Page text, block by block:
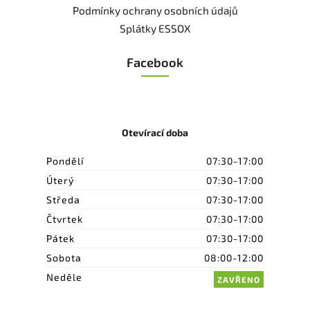
Podmínky ochrany osobních údajů
Splátky ESSOX
Facebook
Otevírací doba
Pondělí
07:30-17:00
Úterý
07:30-17:00
Středa
07:30-17:00
Čtvrtek
07:30-17:00
Pátek
07:30-17:00
Sobota
08:00-12:00
Neděle
ZAVŘENO